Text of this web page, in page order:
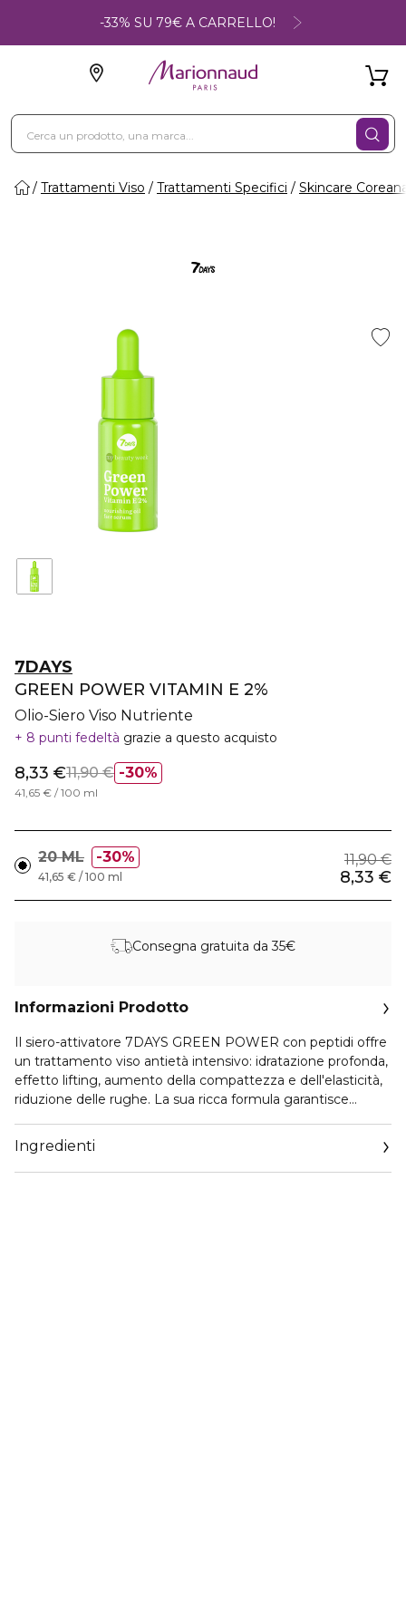
-33% SU 79€ A CARRELLO!
Trattamenti Viso Trattamenti Specifici Skincare
7DAYS
GREEN POWER VITAMIN E 2%
Olio-Siero Viso Nutriente
8 punti fedeltà grazie a questo acquisto
30%
8,33 €11,90 €
41,65 € / 100 ml
20 ML 30% 11,90 €
8,33 €
41,65 € / 100 ml
Consegna gratuita da 35€
Informazioni Prodotto
Il siero-attivatore 7DAYS GREEN POWER con peptidi offre
un trattamento viso antietà intensivo: idratazione profonda,
effetto lifting, aumento della compattezza e dell'elasticità,
riduzione delle rughe. La sua ricca formula garantisce
Contiene olio di Avocado e Peptidi che penetrano in
profondità stimolando la sintesi del collagene, oltre a
minimizzare e a contrastare l'iperpigmentazione cutanea.
Ingredienti